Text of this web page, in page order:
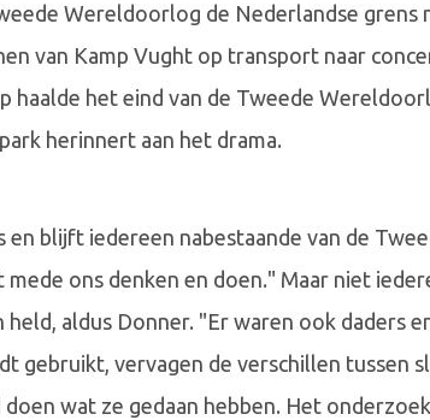
Wereldoorlog de Nederlandse
van Kamp Vught op transport naar
haalde het eind van de Tweede
herinnert aan het drama.
en blijft iedereen nabestaande van de
mede ons denken en doen." Maar niet
aldus Donner. "Er waren ook daders
gebruikt, vervagen de verschillen tussen
doen wat ze gedaan hebben. Het